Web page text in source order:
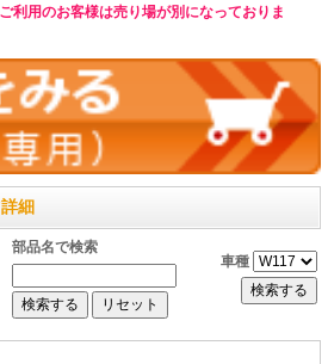
利用のお客様は売り場が別になっておりま
細
部品名で検索
車種